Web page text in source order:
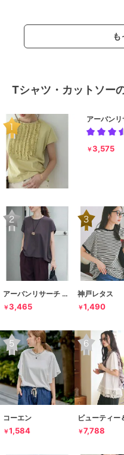
も
Tシャツ・カットソー
アーバン
￥3,575
アーバンリサーチ ドアーズ
￥3,465
神戸レタス
￥1,490
コーエン
￥1,584 ￥7,788